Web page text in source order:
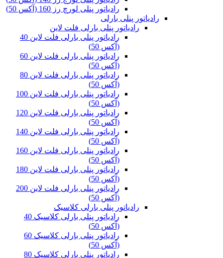
رادیاتور پنلی لورچ رز 160 (آکس 50)
رادیاتور پنلی بارلی
رادیاتور پنلی بارلی فلت لاین
رادیاتور پنلی بارلی فلت لاین 40
(آکس 50)
رادیاتور پنلی بارلی فلت لاین 60
(آکس 50)
رادیاتور پنلی بارلی فلت لاین 80
(آکس 50)
رادیاتور پنلی بارلی فلت لاین 100
(آکس 50)
رادیاتور پنلی بارلی فلت لاین 120
(آکس 50)
رادیاتور پنلی بارلی فلت لاین 140
(آکس 50)
رادیاتور پنلی بارلی فلت لاین 160
(آکس 50)
رادیاتور پنلی بارلی فلت لاین 180
(آکس 50)
رادیاتور پنلی بارلی فلت لاین 200
(آکس 50)
رادیاتور پنلی بارلی کلاسیک
رادیاتور پنلی بارلی کلاسیک 40
(آکس 50)
رادیاتور پنلی بارلی کلاسیک 60
(آکس 50)
رادیاتور پنلی بارلی کلاسیک 80